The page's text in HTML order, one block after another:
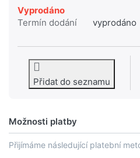
Vyprodáno
Termín dodání
vyprodáno
Přidat do seznamu
Možnosti platby
Přijímáme následující platební